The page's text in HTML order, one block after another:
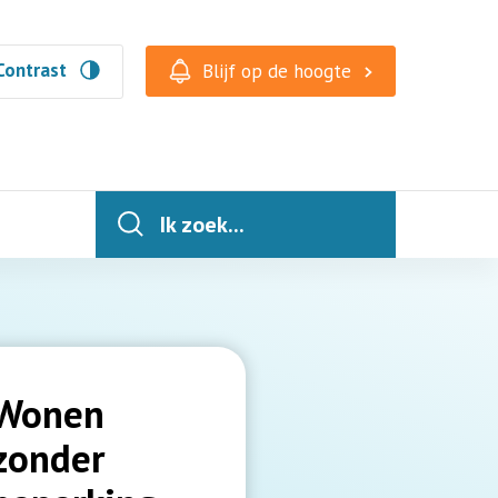
Blijf op de hoogte
Ik zoek...